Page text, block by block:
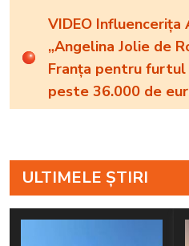
VIDEO
„Angelina Jolie de
Franța pentru
peste 36.000 de
ULTIMELE ȘTIRI